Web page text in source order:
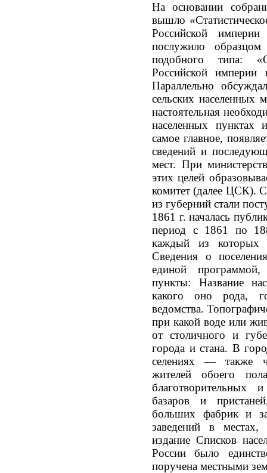
На основании
вышло
Российской
послужило
подобного типа:
Российской
Параллельно
сельских населенных
настоятельная
населенных пунктах
самое главное,
сведений и
мест. При
этих целей
комитет (далее ЦСК).
из губерний стали
1861 г. началась
период с 1861 по
каждый из которых
Сведения о
единой
пункты: Название
какого оно рода,
ведомства.
при какой воде или
от столичного и
города и стана. В
селениях — также
жителей обоего
благотворительных
базаров и
больших фабрик и
заведений в
издание Списков
России было
поручена местными